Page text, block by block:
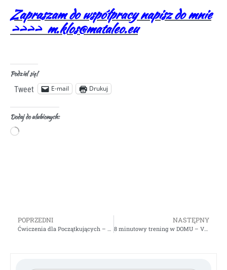
Zapraszam do współpracy napisz do mnie
>>>> m.klos@mataleo.eu
Podziel się!
Tweet E-mail Drukuj
Dodaj do ulubionych:
POPRZEDNI NASTĘPNY
8 minutowy trening w DOMU – VIDEO